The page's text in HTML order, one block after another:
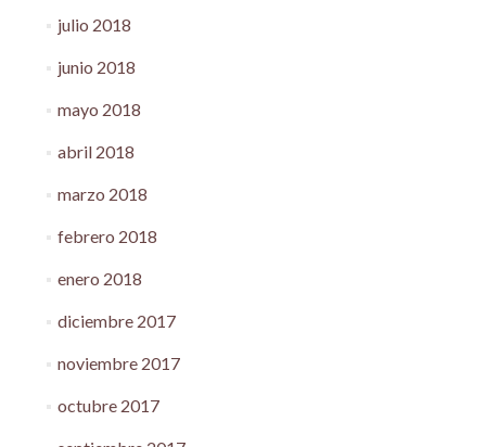
julio 2018
junio 2018
mayo 2018
abril 2018
marzo 2018
febrero 2018
enero 2018
diciembre 2017
noviembre 2017
octubre 2017